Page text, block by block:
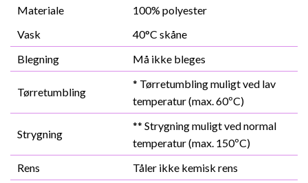
Materiale
100% polyester
Vask
40°C skåne
Blegning
Må ikke bleges
Tørretumbling
* Tørretumbling muligt ved lav
temperatur (max. 60ºC)
Strygning
** Strygning muligt ved normal
temperatur (max. 150ºC)
Rens
Tåler ikke kemisk rens